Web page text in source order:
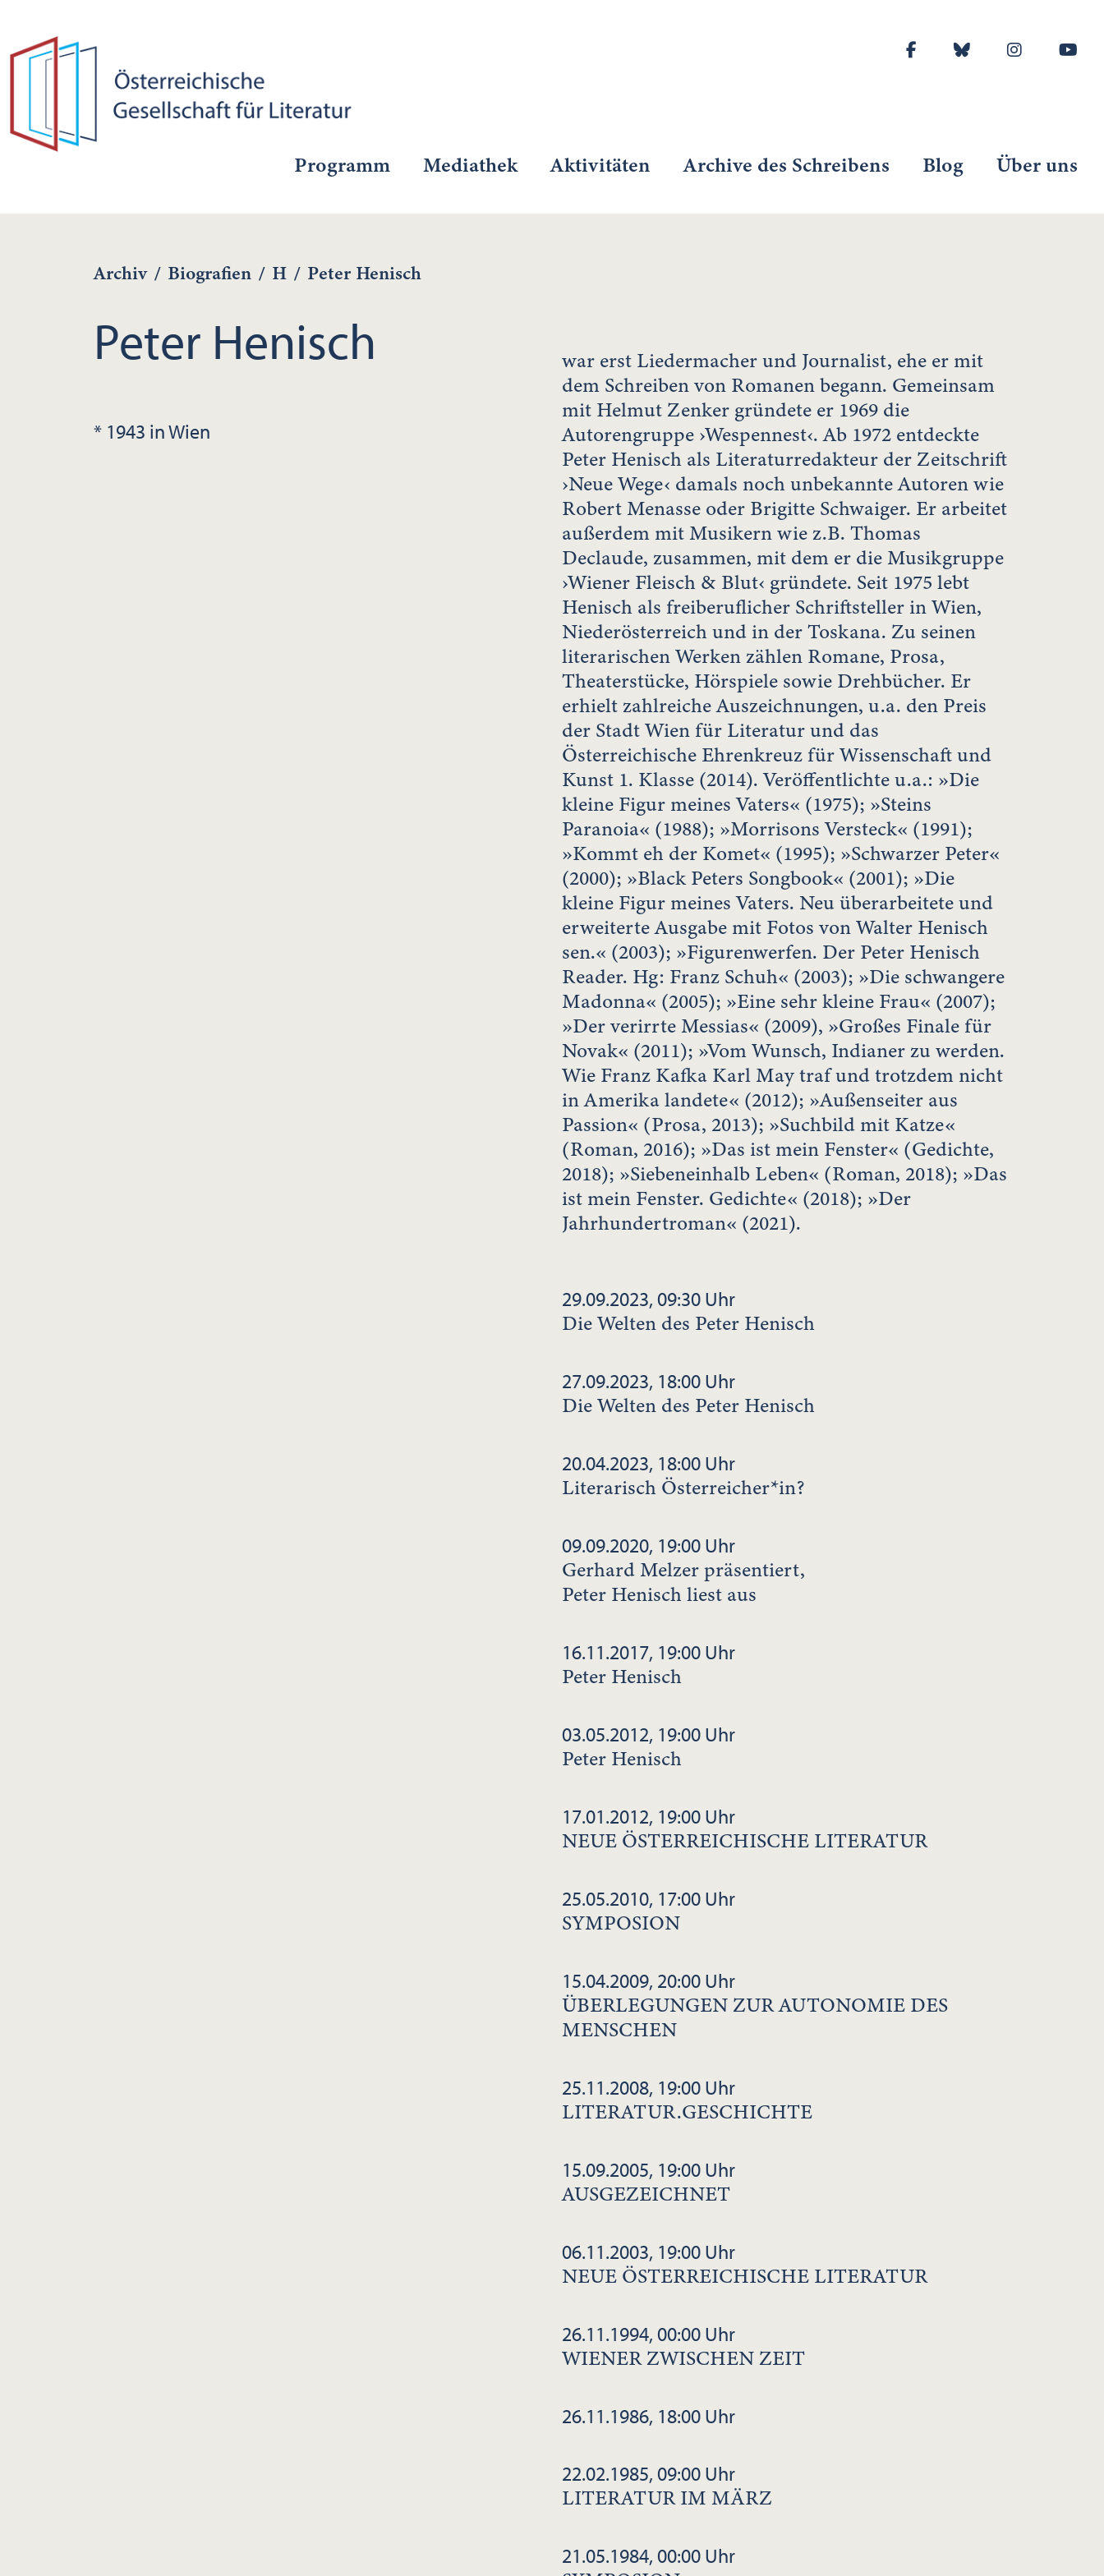
Programm Mediathek Aktivitäten Archive des Schreibens Blog Über uns
Archiv / Biografien / H / Peter Henisch
Peter Henisch
* 1943 in Wien
war erst Liedermacher und Journalist, ehe er mit
dem Schreiben von Romanen begann. Gemeinsam
mit Helmut Zenker gründete er 1969 die
Autorengruppe ›Wespennest‹. Ab 1972 entdeckte
Peter Henisch als Literaturredakteur der Zeitschrift
›Neue Wege‹ damals noch unbekannte Autoren wie
Robert Menasse oder Brigitte Schwaiger. Er arbeitet
außerdem mit Musikern wie z.B. Thomas
Declaude, zusammen, mit dem er die Musikgruppe
›Wiener Fleisch & Blut‹ gründete. Seit 1975 lebt
Henisch als freiberuflicher Schriftsteller in Wien,
Niederösterreich und in der Toskana. Zu seinen
literarischen Werken zählen Romane, Prosa,
Theaterstücke, Hörspiele sowie Drehbücher. Er
erhielt zahlreiche Auszeichnungen, u.a. den Preis
der Stadt Wien für Literatur und das
Österreichische Ehrenkreuz für Wissenschaft und
Kunst 1. Klasse (2014). Veröffentlichte u.a.: »Die
kleine Figur meines Vaters« (1975); »Steins
Paranoia« (1988); »Morrisons Versteck« (1991);
»Kommt eh der Komet« (1995); »Schwarzer Peter«
(2000); »Black Peters Songbook« (2001); »Die
kleine Figur meines Vaters. Neu überarbeitete und
erweiterte Ausgabe mit Fotos von Walter Henisch
sen.« (2003); »Figurenwerfen. Der Peter Henisch
Reader. Hg: Franz Schuh« (2003); »Die schwangere
Madonna« (2005); »Eine sehr kleine Frau« (2007);
»Der verirrte Messias« (2009), »Großes Finale für
Novak« (2011); »Vom Wunsch, Indianer zu werden.
Wie Franz Kafka Karl May traf und trotzdem nicht
in Amerika landete« (2012); »Außenseiter aus
Passion« (Prosa, 2013); »Suchbild mit Katze«
(Roman, 2016); »Das ist mein Fenster« (Gedichte,
2018); »Siebeneinhalb Leben« (Roman, 2018); »Das
ist mein Fenster. Gedichte« (2018); »Der
Jahrhundertroman« (2021).
29.09.2023, 09:30 Uhr
Die Welten des Peter Henisch
27.09.2023, 18:00 Uhr
Die Welten des Peter Henisch
20.04.2023, 18:00 Uhr
Literarisch Österreicher*in?
09.09.2020, 19:00 Uhr
Gerhard Melzer präsentiert,
Peter Henisch liest aus
16.11.2017, 19:00 Uhr
Peter Henisch
03.05.2012, 19:00 Uhr
Peter Henisch
17.01.2012, 19:00 Uhr
NEUE ÖSTERREICHISCHE LITERATUR
25.05.2010, 17:00 Uhr
SYMPOSION
15.04.2009, 20:00 Uhr
ÜBERLEGUNGEN ZUR AUTONOMIE DES
MENSCHEN
25.11.2008, 19:00 Uhr
LITERATUR.GESCHICHTE
15.09.2005, 19:00 Uhr
AUSGEZEICHNET
06.11.2003, 19:00 Uhr
NEUE ÖSTERREICHISCHE LITERATUR
26.11.1994, 00:00 Uhr
WIENER ZWISCHEN ZEIT
26.11.1986, 18:00 Uhr
22.02.1985, 09:00 Uhr
LITERATUR IM MÄRZ
21.05.1984, 00:00 Uhr